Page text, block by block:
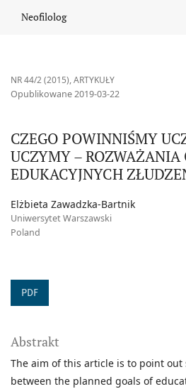
CZEGO POWINNIŚMY UCZYĆ A
Neofilolog
NR 44/2 (2015),ARTYKUŁY
CZEGO POWINNIŚMY
UCZYMY – ROZWAŻANIA
EDUKACYJNYCH
Opublikowane 2019-03-22
Elżbieta Zawadzka-Bartnik
Uniwersytet Warszawski
Poland
PDF
Abstrakt
The aim of this article is to point
between the planned goals of